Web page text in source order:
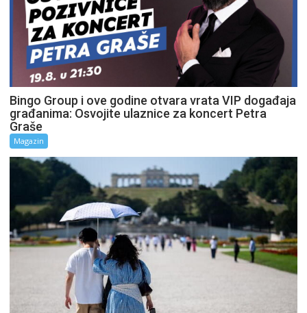
Bingo Group i ove godine otvara vrata VIP događaja
građanima: Osvojite ulaznice za koncert Petra
Graše
Magazin